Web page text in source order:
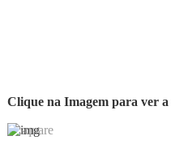
Clique na Imagem para ver